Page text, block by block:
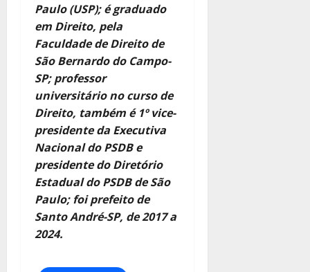
Paulo (USP); é graduado
em Direito, pela
Faculdade de Direito de
São Bernardo do Campo-
SP; professor
universitário no curso de
Direito, também é 1º vice-
presidente da Executiva
Nacional do PSDB e
presidente do Diretório
Estadual do PSDB de São
Paulo; foi prefeito de
Santo André-SP, de 2017 a
2024.